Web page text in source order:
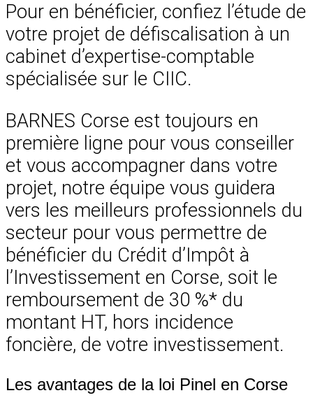
Pour en bénéficier, confiez l’étude de
votre projet de défiscalisation à un
cabinet d’expertise-comptable
spécialisée sur le CIIC.
BARNES Corse est toujours en
première ligne pour vous conseiller
et vous accompagner dans votre
projet, notre équipe vous guidera
vers les meilleurs professionnels du
secteur pour vous permettre de
bénéficier du Crédit d’Impôt à
l’Investissement en Corse, soit le
remboursement de 30 %* du
montant HT, hors incidence
foncière, de votre investissement.
Les avantages de la loi Pinel en Corse